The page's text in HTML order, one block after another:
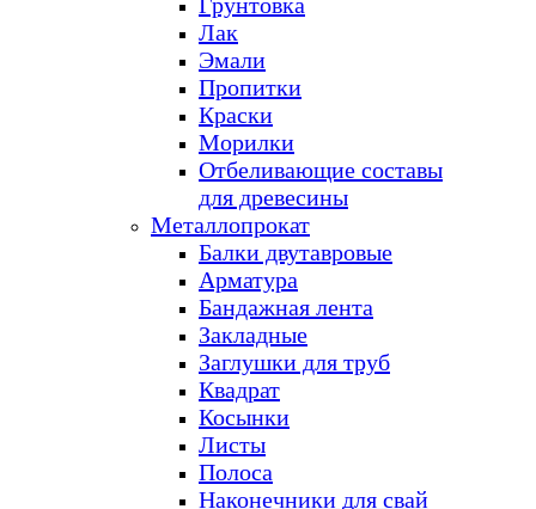
Лак
Эмали
Пропитки
Краски
Морилки
Отбеливающие составы
для древесины
Металлопрокат
Балки двутавровые
Арматура
Бандажная лента
Закладные
Заглушки для труб
Квадрат
Косынки
Листы
Полоса
Наконечники для свай